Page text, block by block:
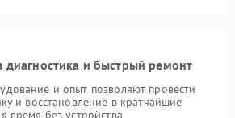
диагностика и быстрый ремонт
и опыт позволяют провести
и восстановление в кратчайшие
время без устройства